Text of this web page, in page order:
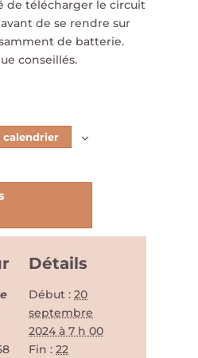
de télécharger le circuit
avant de se rendre sur
de batterie.
conseillés.
calendrier
Détails
Début : 20
septembre
2024 à 7 h 00
Fin : 22